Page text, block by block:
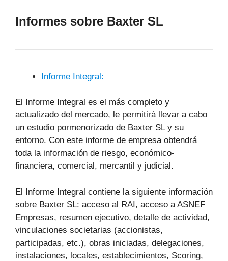
Informes sobre Baxter SL
Informe Integral:
El Informe Integral es el más completo y
actualizado del mercado, le permitirá llevar a cabo
un estudio pormenorizado de Baxter SL y su
entorno. Con este informe de empresa obtendrá
toda la información de riesgo, económico-
financiera, comercial, mercantil y judicial.
El Informe Integral contiene la siguiente información
sobre Baxter SL: acceso al RAI, acceso a ASNEF
Empresas, resumen ejecutivo, detalle de actividad,
vinculaciones societarias (accionistas,
participadas, etc.), obras iniciadas, delegaciones,
instalaciones, locales, establecimientos, Scoring,